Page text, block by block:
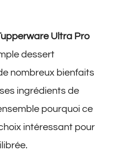
Ultra Pro
dessert
nombreux bienfaits
ingrédients de
pourquoi ce
intéressant pour